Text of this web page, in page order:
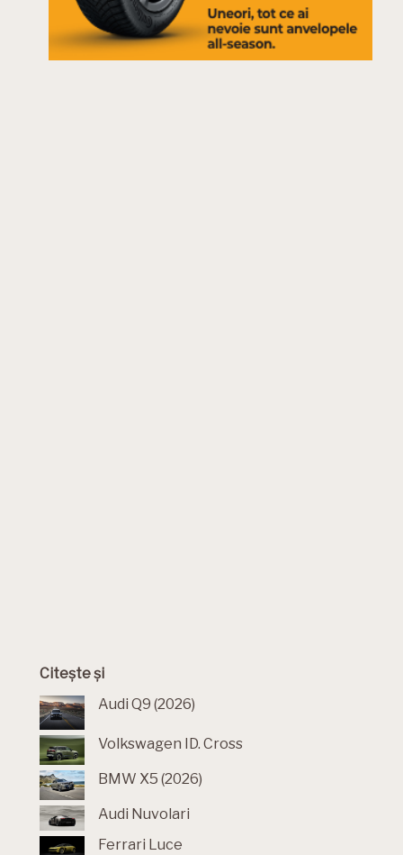
Citește și
Audi Q9 (2026)
Volkswagen ID. Cross
BMW X5 (2026)
Audi Nuvolari
Ferrari Luce